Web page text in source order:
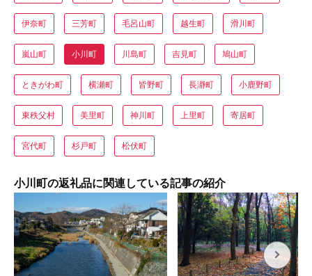
伊奈町 三芳町 毛呂山町 越生町 滑川町
嵐山町 小川町 川島町 吉見町 鳩山町
ときがわ町 横瀬町 皆野町 長瀞町 小鹿野町
東秩父村 美里町 神川町 上里町 寄居町
宮代町 杉戸町 松伏町
小川町の返礼品に関連している記事の紹介